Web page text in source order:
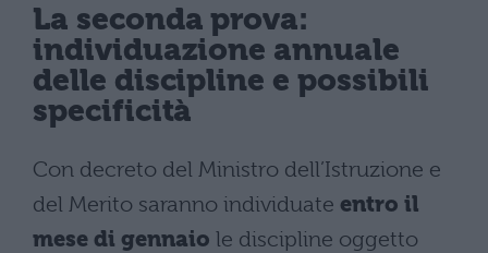
La seconda prova:
individuazione annuale
delle discipline e possibili
specificità
Con decreto del Ministro dell’Istruzione e
del Merito saranno individuate entro il
mese di gennaio le discipline oggetto